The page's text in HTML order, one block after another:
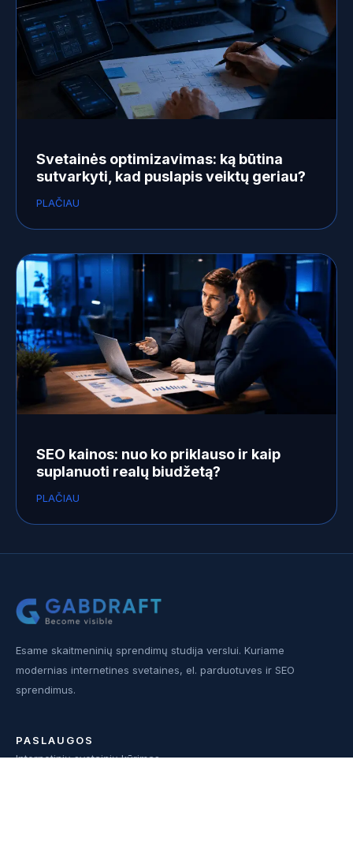
Svetainės optimizavimas: ką būtina
sutvarkyti, kad puslapis veiktų geriau?
PLAČIAU
SEO kainos: nuo ko priklauso ir kaip
suplanuoti realų biudžetą?
PLAČIAU
Esame skaitmeninių sprendimų studija verslui. Kuriame
modernias internetines svetaines, el. parduotuves ir SEO
sprendimus.
PASLAUGOS
Internetinių svetainių kūrimas